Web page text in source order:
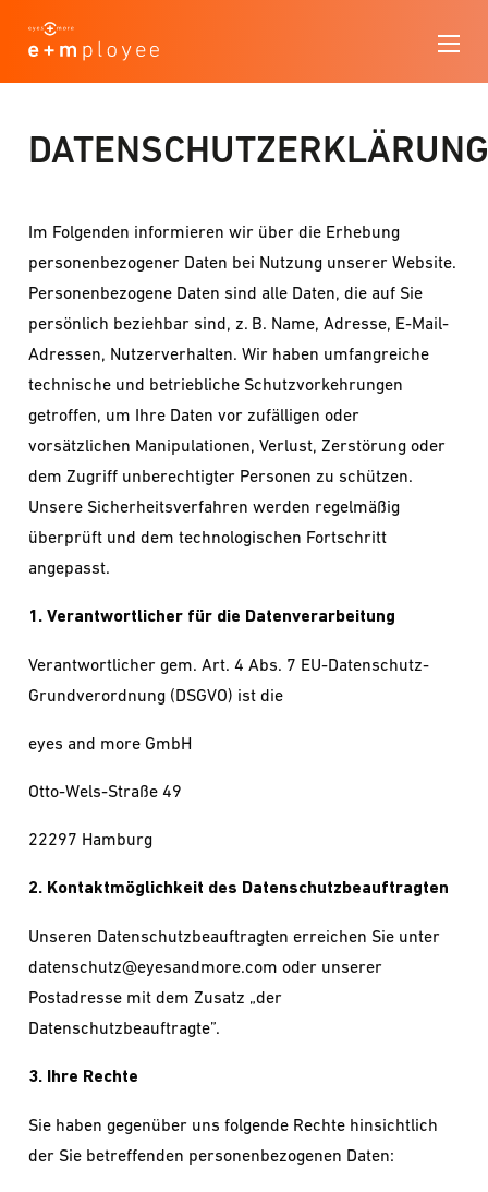
DATENSCHUTZERKLÄRUNG
Im Folgenden informieren wir über die Erhebung
personenbezogener Daten bei Nutzung unserer Website.
Personenbezogene Daten sind alle Daten, die auf Sie
persönlich beziehbar sind, z. B. Name, Adresse, E-Mail-
Adressen, Nutzerverhalten. Wir haben umfangreiche
technische und betriebliche Schutzvorkehrungen
getroffen, um Ihre Daten vor zufälligen oder
vorsätzlichen Manipulationen, Verlust, Zerstörung oder
dem Zugriff unberechtigter Personen zu schützen.
Unsere Sicherheitsverfahren werden regelmäßig
überprüft und dem technologischen Fortschritt
angepasst.
1. Verantwortlicher für die Datenverarbeitung
Verantwortlicher gem. Art. 4 Abs. 7 EU-Datenschutz-
Grundverordnung (DSGVO) ist die
eyes and more GmbH
Otto-Wels-Straße 49
22297 Hamburg
2. Kontaktmöglichkeit des Datenschutzbeauftragten
Unseren Datenschutzbeauftragten erreichen Sie unter
datenschutz@eyesandmore.com oder unserer
Postadresse mit dem Zusatz „der
Datenschutzbeauftragte”.
3. Ihre Rechte
Sie haben gegenüber uns folgende Rechte hinsichtlich
der Sie betreffenden personenbezogenen Daten: